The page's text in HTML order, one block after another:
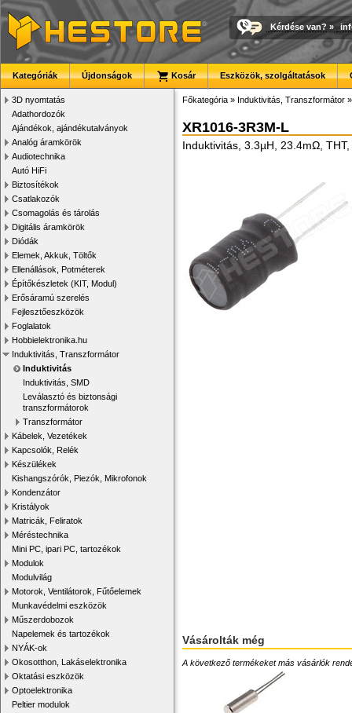
Kérdése van? »
Kategóriák Újdonságok Kosár Eszközök, szolgáltatások
3D nyomtatás
Adathordozók
Ajándékok, ajándékutalványok
Analóg áramkörök
Audiotechnika
Autó HiFi
Biztosítékok
Csatlakozók
Csomagolás és tárolás
Digitális áramkörök
Diódák
Elemek, Akkuk, Töltők
Ellenállások, Potméterek
Építőkészletek (KIT, Modul)
Erősáramú szerelés
Fejlesztőeszközök
Foglalatok
Hobbielektronika.hu
Induktivitás, Transzformátor
Induktivitás
Induktivitás, SMD
Leválasztó és biztonsági
transzformátorok
Transzformátor
Kábelek, Vezetékek
Kapcsolók, Relék
Készülékek
Kishangszórók, Piezók, Mikrofonok
Kondenzátor
Kristályok
Matricák, Feliratok
Méréstechnika
Mini PC, ipari PC, tartozékok
Modulok
Modulvilág
Motorok, Ventilátorok, Fűtőelemek
Munkavédelmi eszközök
Műszerdobozok
Napelemek és tartozékok
NYÁK-ok
Okosotthon, Lakáselektronika
Oktatási eszközök
Optoelektronika
Peltier modulok
Főkategória » Induktivitás, Transzformátor
XR1016-3R3M-L
Induktivitás, 3.3µH, 23.4mΩ,
Vásárolták még
A következő termékeket más vásárlók